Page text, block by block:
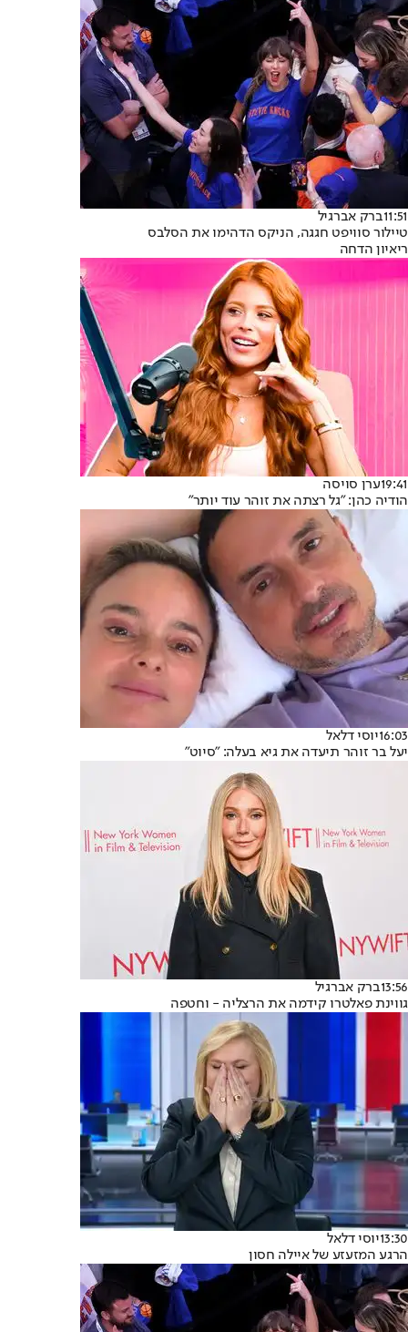
11:51ברק אברגיל
טיילור סוויפט חגגה, הניקס הדהימו את הסלבס
ריאיון הדחה
19:41ערן סויסה
הודיה כהן: "גל רצתה את זוהר עוד יותר"
16:03יוסי דלאל
יעל בר זוהר תיעדה את גיא בעלה: "סיוט"
13:56ברק אברגיל
גווינת פאלטרו קידמה את הרצליה - וחטפה
13:30יוסי דלאל
הרגע המזעזע של איילה חסון